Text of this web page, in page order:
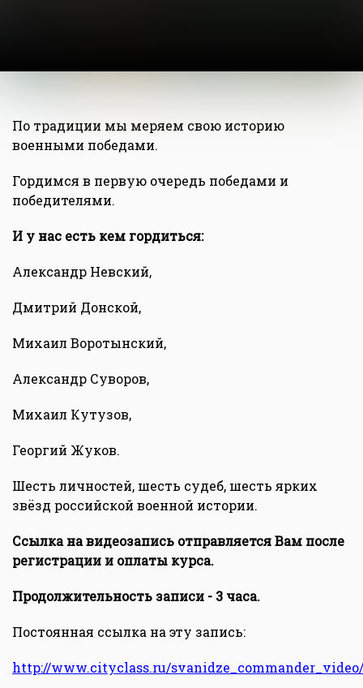
По традиции мы меряем свою историю
военными победами.
Гордимся в первую очередь победами и
победителями.
И у нас есть кем гордиться:
Александр Невский,
Дмитрий Донской,
Михаил Воротынский,
Александр Суворов,
Михаил Кутузов,
Георгий Жуков.
Шесть личностей, шесть судеб, шесть ярких
звёзд российской военной истории.
Ссылка на видеозапись отправляется Вам после
регистрации и оплаты курса.
Продолжительность записи - 3 часа.
Постоянная ссылка на эту запись:
http://www.cityclass.ru/svanidze_commander_video/